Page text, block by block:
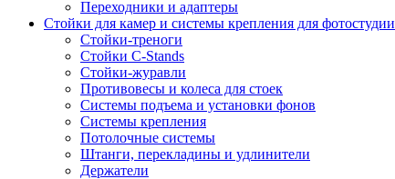
Переходники и адаптеры
Стойки для камер и системы крепления для фотостудии
Стойки-треноги
Стойки C-Stands
Стойки-журавли
Противовесы и колеса для стоек
Системы подъема и установки фонов
Системы крепления
Потолочные системы
Штанги, перекладины и удлинители
Держатели